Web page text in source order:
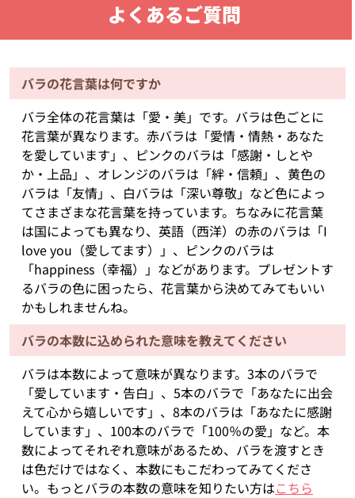
よくあるご質問
バラの花言葉は何ですか
バラ全体の花言葉は「愛・美」です。バラは色ごとに
花言葉が異なります。赤バラは「愛情・情熱・あなた
を愛しています」、ピンクのバラは「感謝・しとや
か・上品」、オレンジのバラは「絆・信頼」、黄色の
バラは「友情」、白バラは「深い尊敬」など色によっ
てさまざまな花言葉を持っています。ちなみに花言葉
は国によっても異なり、英語（西洋）の赤のバラは「I
love you（愛してます）」、ピンクのバラは
「happiness（幸福）」などがあります。プレゼントす
るバラの色に困ったら、花言葉から決めてみてもいい
かもしれませんね。
バラの本数に込められた意味を教えてください
バラは本数によって意味が異なります。3本のバラで
「愛しています・告白」、5本のバラで「あなたに出会
えて心から嬉しいです」、8本のバラは「あなたに感謝
しています」、100本のバラで「100％の愛」など。本
数によってそれぞれ意味があるため、バラを渡すとき
は色だけではなく、本数にもこだわってみてくださ
い。もっとバラの本数の意味を知りたい方はこちら